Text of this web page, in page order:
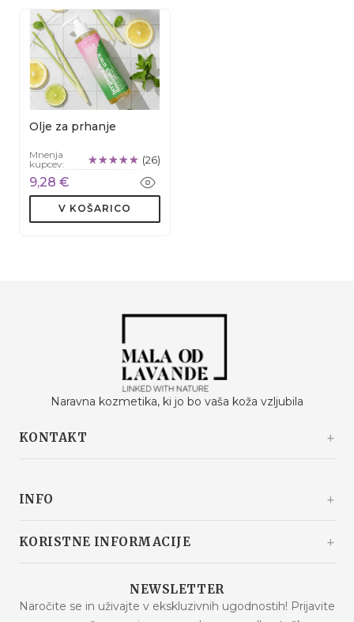
Olje za prhanje
Mnenja
kupcev:
(26)
9,28 €
V KOŠARICO
Naravna kozmetika, ki jo bo vaša koža vzljubila
KONTAKT
Hrvaška
Pon. - Pet.: 09h - 15h
INFO
O nas
Novosti
KORISTNE INFORMACIJE
Pogosta vprašanja
NEWSLETTER
Naročite se in uživajte v ekskluzivnih ugodnostih! Prijavite